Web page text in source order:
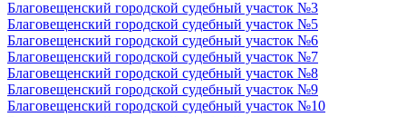
Благовещенский городской судебный участок №3
Благовещенский городской судебный участок №5
Благовещенский городской судебный участок №6
Благовещенский городской судебный участок №7
Благовещенский городской судебный участок №8
Благовещенский городской судебный участок №9
Благовещенский городской судебный участок №10